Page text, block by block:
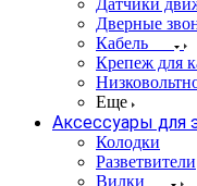
Датчики
Дверные
Кабель
Крепеж для
Еще
Аксессуары для
Колодки
Разветвители
Вилки